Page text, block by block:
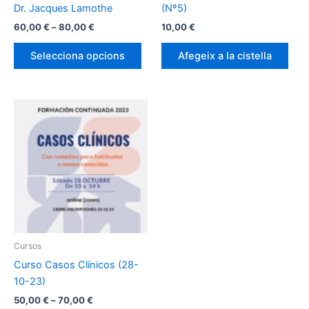
producte
Dr. Jacques Lamothe
60,00€ –80,00€
preus:
60,00 €
Selecciona opcions
Aquest
producte
(Nº5)
10,00€
Afegeix a la cistella
Cursos
Curso Casos Clínicos (28-
10-23)
50,00€ –70,00€